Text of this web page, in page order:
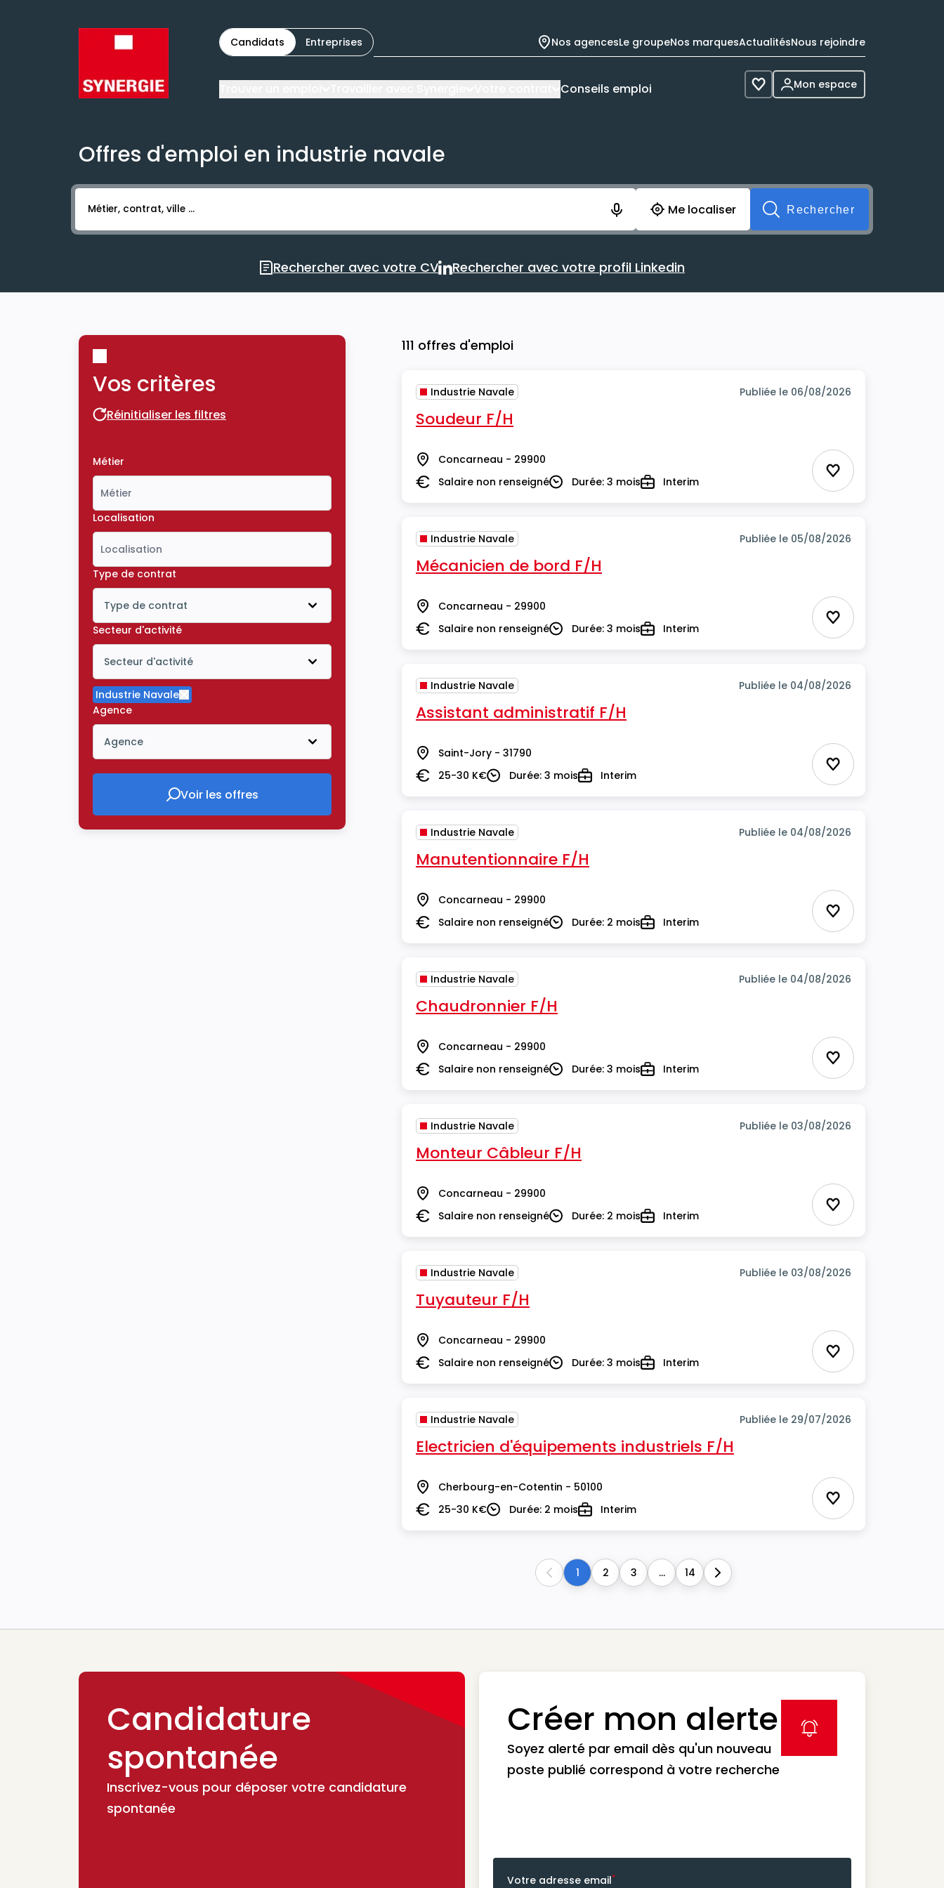
Candidats Entreprises Nos agencesLe groupeNos marquesActualitésNous rejoindre
Conseils emploi Voir les favoris
Mon espace
Offres d'emploi en industrie navale
Activer l’élément pour lancer l’enregistrement. Vous aurez 10 secondes pour enregistrer votre recherche avant soumission du formulaire. Vous
Me localiser
Rechercher
Rechercher avec votre CV
Rechercher avec votre CV
Rechercher avec votre profil Linkedin
Rechercher avec votre profil Linkedin
Vos critères
Réinitialiser les filtres
Réinitialiser les filtres
Métier
Localisation
Type de contrat
Type de contrat
Icône ouvrir la liste déroulante
Secteur d'activité
Secteur d'activité
Icône ouvrir la liste déroulante
Industrie Navale
Supprimer le critère Industrie Navale
Agence
Agence
Icône ouvrir la liste déroulante
Voir les offres
Voir les offres
111 offres d'emploi
Industrie Navale Publiée le 06/08/2026
Soudeur F/H
Lieu Concarneau - 29900
SalaireSalaire non renseignéDuréeDurée: 3 moisTypeInterim Ajouter aux
Industrie Navale Publiée le 05/08/2026
Mécanicien de bord F/H
Lieu Concarneau - 29900
SalaireSalaire non renseignéDuréeDurée: 3 moisTypeInterim Ajouter aux
Industrie Navale Publiée le 04/08/2026
Assistant administratif F/H
Lieu Saint-Jory - 31790
Salaire25-30 K€DuréeDurée: 3 moisTypeInterim Ajouter aux
Industrie Navale Publiée le 04/08/2026
Manutentionnaire F/H
Lieu Concarneau - 29900
SalaireSalaire non renseignéDuréeDurée: 2 moisTypeInterim Ajouter aux
Industrie Navale Publiée le 04/08/2026
Chaudronnier F/H
Lieu Concarneau - 29900
SalaireSalaire non renseignéDuréeDurée: 3 moisTypeInterim Ajouter aux
Industrie Navale Publiée le 03/08/2026
Monteur Câbleur F/H
Lieu Concarneau - 29900
SalaireSalaire non renseignéDuréeDurée: 2 moisTypeInterim Ajouter aux
Industrie Navale Publiée le 03/08/2026
Tuyauteur F/H
Lieu Concarneau - 29900
SalaireSalaire non renseignéDuréeDurée: 3 moisTypeInterim Ajouter aux
Industrie Navale Publiée le 29/07/2026
Electricien d'équipements industriels F/H
Lieu Cherbourg-en-Cotentin - 50100
Salaire25-30 K€DuréeDurée: 2 moisTypeInterim Ajouter aux
Previous
1 2 3 ... 14 Next
Candidature
spontanée
Inscrivez-vous pour déposer votre candidature
spontanée
Créer mon alerte
Soyez alerté par email dès qu'un nouveau
poste publié correspond à votre recherche
label icon
Votre adresse email*